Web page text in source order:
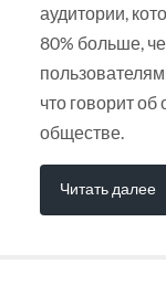
аудитории,
80% больше,
что говорит
обществе.
Читать далее